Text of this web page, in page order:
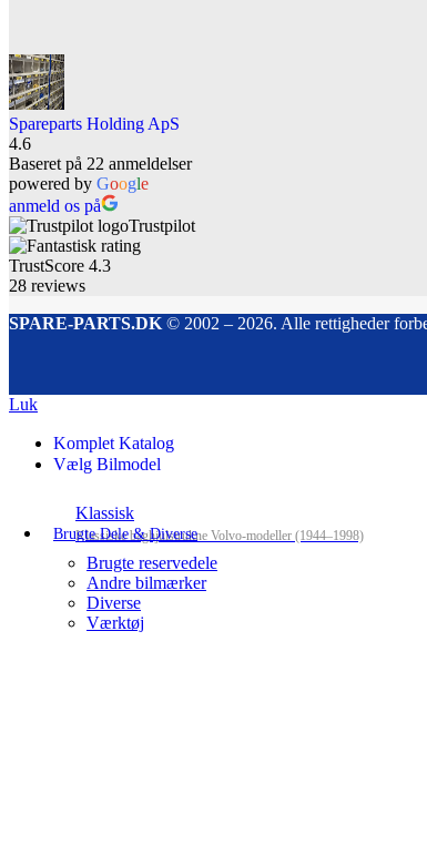
Brugte Dele & Diverse
Brugte reservedele
Andre bilmærker
Diverse
Værktøj
Spareparts Holding ApS
4.6
Baseret på 22 anmeldelser
powered by Google
anmeld os på
Trustpilot
TrustScore 4.3
28 reviews
SPARE-PARTS.DK © 2002 – 2026. Alle rettigheder
Luk
Komplet Katalog
Vælg Bilmodel
Klassisk
Klassiske baghjulstrukne Volvo-modeller (1944–1998)